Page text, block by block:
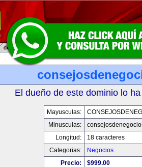
El dueño de este dominio lo
Mayusculas:
Minusculas:
Longitud:
18 caracteres
Categorias:
Negocios
Precio:
$999.00